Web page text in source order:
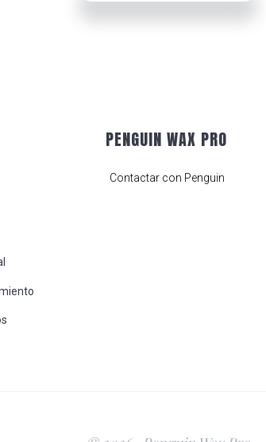
PENGUIN WAX PRO
Contactar con Penguin